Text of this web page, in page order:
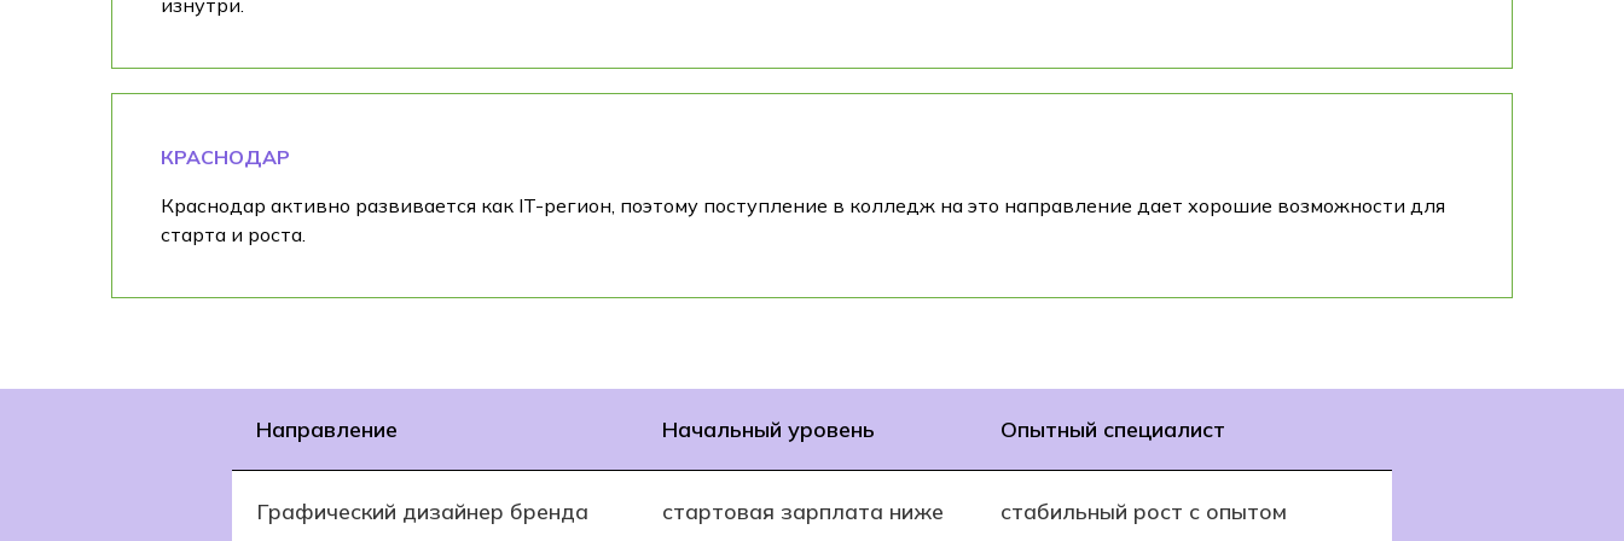
изнутри.
КРАСНОДАР
Краснодар активно развивается как IT-регион, поэтому поступление в колледж на это направление дает хорошие возможности для
старта и роста.
Направление Начальный уровень Опытный специалист
Графический дизайнер бренда
стартовая зарплата ниже
стабильный рост с опытом